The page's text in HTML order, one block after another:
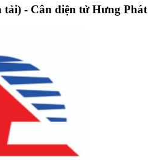
tải) - Cân điện tử Hưng Phát